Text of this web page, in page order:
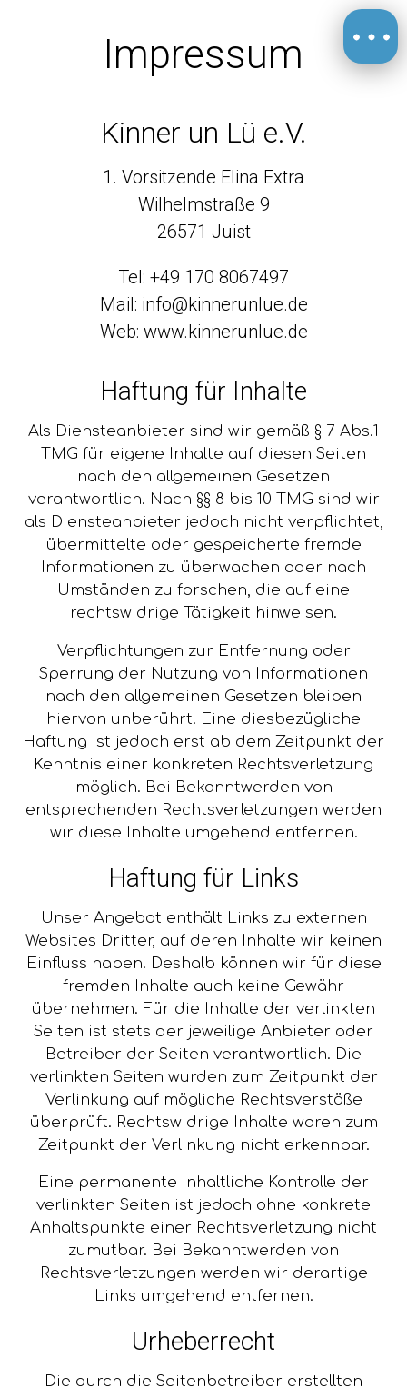
Impressum
Kinner un Lü e.V.
1. Vorsitzende Elina Extra
Wilhelmstraße 9
26571 Juist
Tel: +49 170 8067497
Mail: info@kinnerunlue.de
Web: www.kinnerunlue.de
Haftung für Inhalte
Als Diensteanbieter sind wir gemäß § 7 Abs.1
TMG für eigene Inhalte auf diesen Seiten
nach den allgemeinen Gesetzen
verantwortlich. Nach §§ 8 bis 10 TMG sind wir
als Diensteanbieter jedoch nicht verpflichtet,
übermittelte oder gespeicherte fremde
Informationen zu überwachen oder nach
Umständen zu forschen, die auf eine
rechtswidrige Tätigkeit hinweisen.
Verpflichtungen zur Entfernung oder
Sperrung der Nutzung von Informationen
nach den allgemeinen Gesetzen bleiben
hiervon unberührt. Eine diesbezügliche
Haftung ist jedoch erst ab dem Zeitpunkt der
Kenntnis einer konkreten Rechtsverletzung
möglich. Bei Bekanntwerden von
entsprechenden Rechtsverletzungen werden
wir diese Inhalte umgehend entfernen.
Haftung für Links
Unser Angebot enthält Links zu externen
Websites Dritter, auf deren Inhalte wir keinen
Einfluss haben. Deshalb können wir für diese
fremden Inhalte auch keine Gewähr
übernehmen. Für die Inhalte der verlinkten
Seiten ist stets der jeweilige Anbieter oder
Betreiber der Seiten verantwortlich. Die
verlinkten Seiten wurden zum Zeitpunkt der
Verlinkung auf mögliche Rechtsverstöße
überprüft. Rechtswidrige Inhalte waren zum
Zeitpunkt der Verlinkung nicht erkennbar.
Eine permanente inhaltliche Kontrolle der
verlinkten Seiten ist jedoch ohne konkrete
Anhaltspunkte einer Rechtsverletzung nicht
zumutbar. Bei Bekanntwerden von
Rechtsverletzungen werden wir derartige
Links umgehend entfernen.
Urheberrecht
Die durch die Seitenbetreiber erstellten